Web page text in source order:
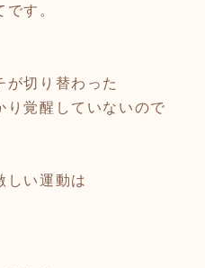
す。
が切り替わった
り覚醒していないので
しい運動は